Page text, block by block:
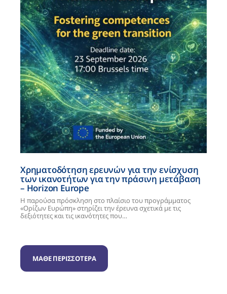
Χρηματοδότηση ερευνών για την ενίσχυση
των ικανοτήτων για την πράσινη μετάβαση
– Horizon Europe
Η παρούσα πρόσκληση στο πλαίσιο του προγράμματος
«Ορίζων Ευρώπη» στηρίζει την έρευνα σχετικά με τις
δεξιότητες και τις ικανότητες που…
ΜΑΘΕ ΠΕΡΙΣΣΟΤΕΡΑ